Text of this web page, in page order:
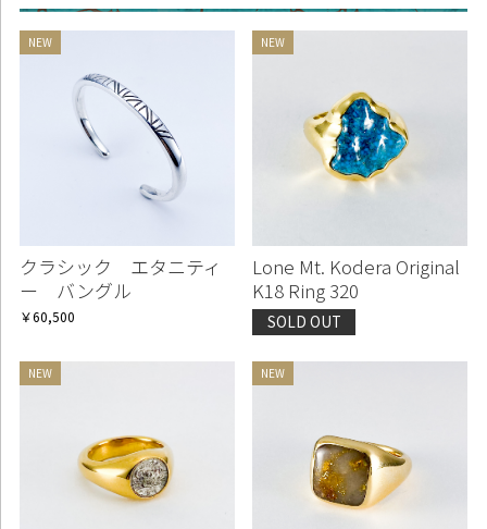
クラシック エタニティ
ー バングル
￥60,500
Lone Mt. Kodera Original
K18 Ring 320
SOLD OUT